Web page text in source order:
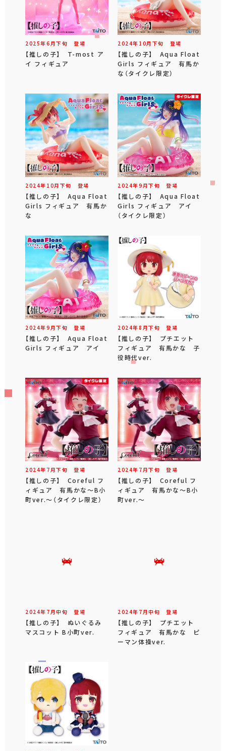
2025年6 月下旬 登場
【推しの子】 T-most ア
イ フィギュア
2024年 10月 下旬 登場
【推しの子】 Aqua Float
Girls フィギュア 有馬か
な（タイクレ限定）
2024年 10月 下旬 登場
【推しの子】 Aqua Float
Girls フィギュア 有馬か
な
2024年9 月下旬 登場
【推しの子】 Aqua Float
Girls フィギュア アイ
（タイクレ限定）
2024年9 月下旬 登場
【推しの子】 Aqua Float
Girls フィギュア アイ
2024年8 月下旬 登場
【推しの子】 プチエット
フィギュア 有馬かな 子
役時代ver.
2024年 7 月下旬 登場
【推しの子】 Coreful フ
ィギュア 有馬かな～B小
町ver.～（タイクレ限定）
2024年 7 月下旬 登場
【推しの子】 Coreful フ
ィギュア 有馬かな～B小
町ver.～
2024年 7 月中旬 登場
【推しの子】 ぬいぐるみ
マスコット B小町ver.
2024年 7 月中旬 登場
【推しの子】 プチエット
フィギュア 有馬かな ピ
ーマン体操ver.